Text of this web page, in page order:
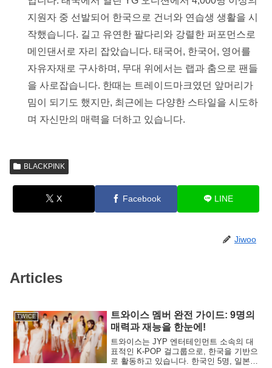
지원자 중 선발되어 한국으로 건너와 연습생 생활을 시
작했습니다. 길고 유연한 팔다리와 강렬한 퍼포먼스로
메인댄서로 자리 잡았습니다. 태국어, 한국어, 영어를
자유자재로 구사하며, 무대 위에서는 랩과 춤으로 팬들
을 사로잡습니다. 한때는 트레이드마크였던 앞머리가
밈이 되기도 했지만, 최근에는 다양한 스타일을 시도하
며 자신만의 매력을 더하고 있습니다.
BLACKPINK
X Facebook LINE
Jiwoo
Articles
TWICE
트와이스 멤버 완전 가이드: 9명의
매력과 재능을 한눈에!
트와이스는 JYP 엔터테인먼트 소속의 대
표적인 K-POP 걸그룹으로, 한국을 기반으
로 활동하고 있습니다. 한국인 5명, 일본인